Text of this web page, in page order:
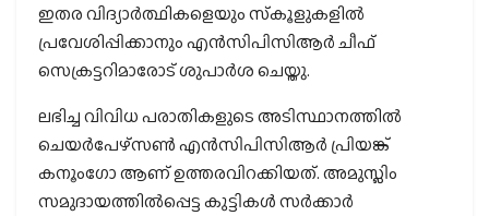
ഇതര വിദ്യാര്‍ത്ഥികളെയും സ്‌കൂളുകളില്‍
പ്രവേശിപ്പിക്കാനും എന്‍സിപിസിആര്‍ ചീഫ്
സെക്രട്ടറിമാരോട് ശുപാര്‍ശ ചെയ്തു.
ലഭിച്ച വിവിധ പരാതികളുടെ അടിസ്ഥാനത്തില്‍
ചെയര്‍പേഴ്‌സണ്‍ എന്‍സിപിസിആര്‍ പ്രിയങ്ക്
കനൂംഗോ ആണ് ഉത്തരവിറക്കിയത്. അമുസ്ലിം
സമുദായത്തില്‍പ്പെട്ട കുട്ടികള്‍ സര്‍ക്കാര്‍